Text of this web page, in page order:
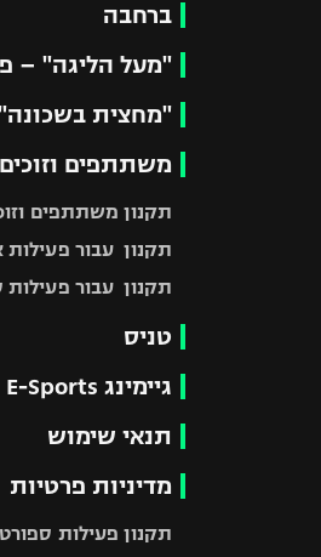
ברחבה
"מעל הליגה" –
"מחצית
משתתפים
תקנון משתתפים
תקנון עבור
תקנון עבור פעילות ספורט
טניס
גיימינג E-Sports
תנאי שימוש
מדיניות פרטיות
תקנון פעילות ספורט 1